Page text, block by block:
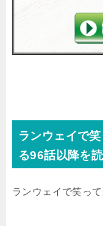
ランウェイで
る96話以降を
ランウェイで笑っ